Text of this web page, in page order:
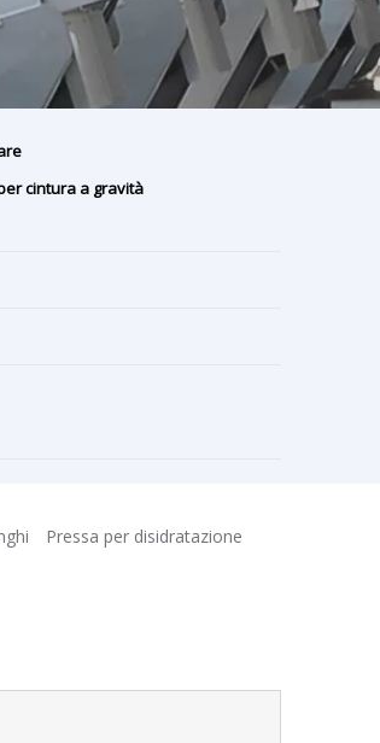
cintura a gravità
Pressa per disidratazione